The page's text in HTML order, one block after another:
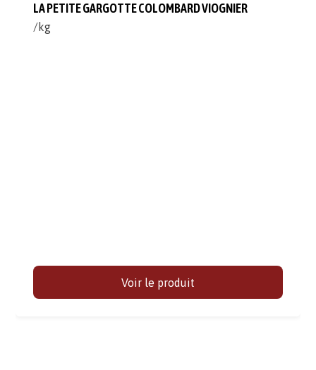
LA PETITE GARGOTTE COLOMBARD VIOGNIER
/kg
Voir le produit